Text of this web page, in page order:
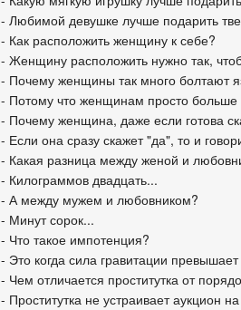
- Любимой девушке лучше подарить
- Как расположить женщину к себе?
- Женщину расположить нужно так,
- Почему женщины так много болтают
- Потому что женщинам просто больше
- Почему женщина, даже если готова
- Если она сразу скажет "да", то и
- Какая разница между женой и
- Килограммов двадцать...
- А между мужем и любовником?
- Минут сорок...
- Что такое импотенция?
- Это когда сила гравитации
- Чем отличается проститутка от
- Проститутка не устраивает аукцион